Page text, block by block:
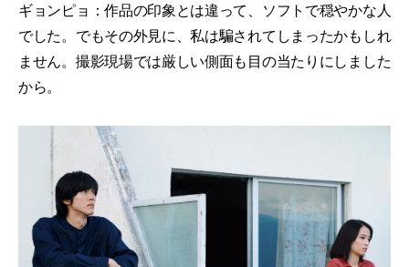
ギョンピョ：作品の印象とは違って、ソフトで穏やかな人
でした。でもその外見に、私は騙されてしまったかもしれ
ません。撮影現場では厳しい側面も目の当たりにしました
から。